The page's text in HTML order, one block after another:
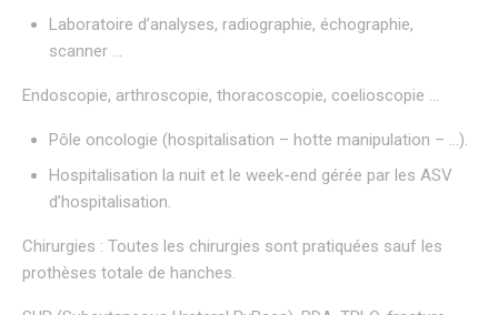
Laboratoire d’analyses, radiographie, échographie,
scanner …
Endoscopie, arthroscopie, thoracoscopie, coelioscopie …
Pôle oncologie (hospitalisation – hotte manipulation – …).
Hospitalisation la nuit et le week-end gérée par les ASV
d’hospitalisation.
Chirurgies : Toutes les chirurgies sont pratiquées sauf les
prothèses totale de hanches.